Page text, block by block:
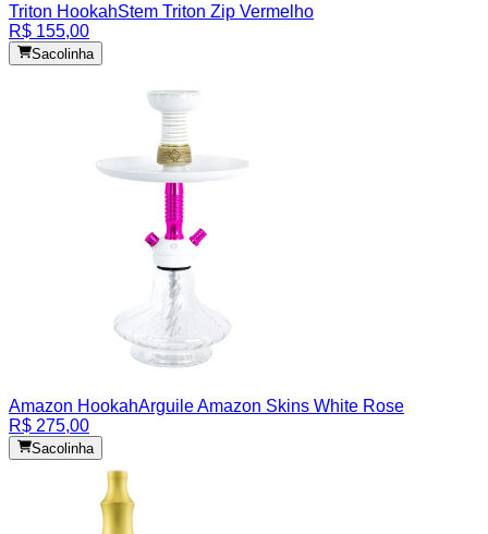
Triton HookahStem Triton Zip Vermelho
R$ 155,00
Sacolinha
Amazon HookahArguile Amazon Skins White Rose
R$ 275,00
Sacolinha